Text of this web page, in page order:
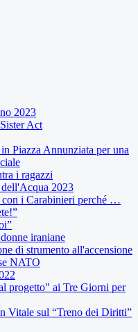
2023
Act
Piazza Annunziata per una
i ragazzi
2023
con i Carabinieri perché …
iraniane
di strumento all'accensione
NATO
progetto" ai Tre Giorni per
Vitale sul “Treno dei Diritti”